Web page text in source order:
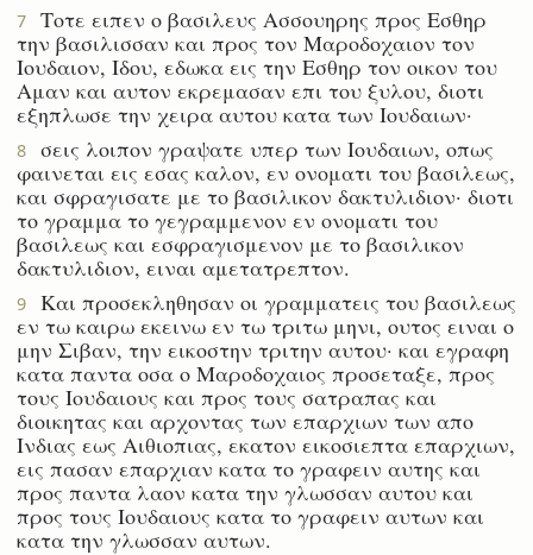
7
Τοτε ειπεν ο βασιλευς Ασσουηρης προς Εσθηρ
την βασιλισσαν και προς τον Μαροδοχαιον τον
Ιουδαιον, Ιδου, εδωκα εις την Εσθηρ τον οικον του
Αμαν και αυτον εκρεμασαν επι του ξυλου, διοτι
εξηπλωσε την χειρα αυτου κατα των Ιουδαιων·
8
σεις λοιπον γραψατε υπερ των Ιουδαιων, οπως
φαινεται εις εσας καλον, εν ονοματι του βασιλεως,
και σφραγισατε με το βασιλικον δακτυλιδιον· διοτι
το γραμμα το γεγραμμενον εν ονοματι του
βασιλεως και εσφραγισμενον με το βασιλικον
δακτυλιδιον, ειναι αμετατρεπτον.
9
Και προσεκληθησαν οι γραμματεις του βασιλεως
εν τω καιρω εκεινω εν τω τριτω μηνι, ουτος ειναι ο
μην Σιβαν, την εικοστην τριτην αυτου· και εγραφη
κατα παντα οσα ο Μαροδοχαιος προσεταξε, προς
τους Ιουδαιους και προς τους σατραπας και
διοικητας και αρχοντας των επαρχιων των απο
Ινδιας εως Αιθιοπιας, εκατον εικοσιεπτα επαρχιων,
εις πασαν επαρχιαν κατα το γραφειν αυτης και
προς παντα λαον κατα την γλωσσαν αυτου και
προς τους Ιουδαιους κατα το γραφειν αυτων και
κατα την γλωσσαν αυτων.